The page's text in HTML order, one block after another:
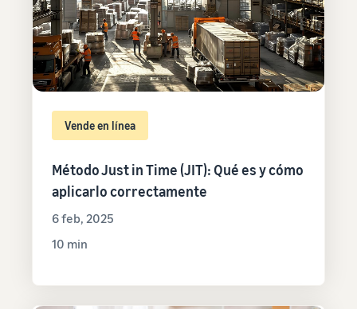
Vende en línea
Método Just in Time (JIT): Qué es y cómo
aplicarlo correctamente
6 feb, 2025
10 min